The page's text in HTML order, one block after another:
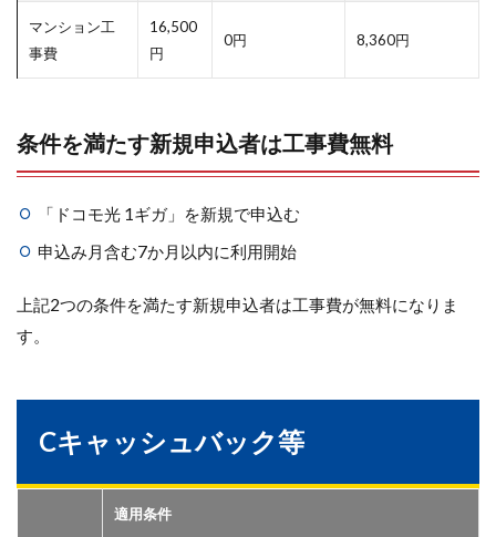
マンション工
事費
16,500
円
0円 8,360円
条件を満たす新規申込者は工事費無料
「ドコモ光 1ギガ」を新規で申込む
申込み月含む7か月以内に利用開始
上記2つの条件を満たす新規申込者は工事費が無料になりま
す。
Cキャッシュバック等
適用条件